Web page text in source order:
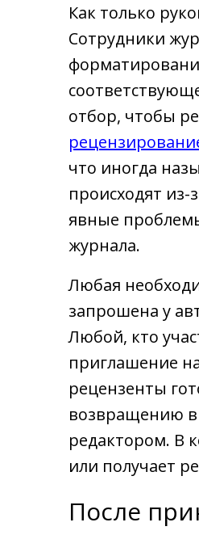
Как только
Сотрудники
отбор, чтобы
что иногда
происходят из-
явные
журнала.
Любая
запрошена у
Любой, кто
приглашение
рецензенты
возвращению в
редактором. В
или получает
После